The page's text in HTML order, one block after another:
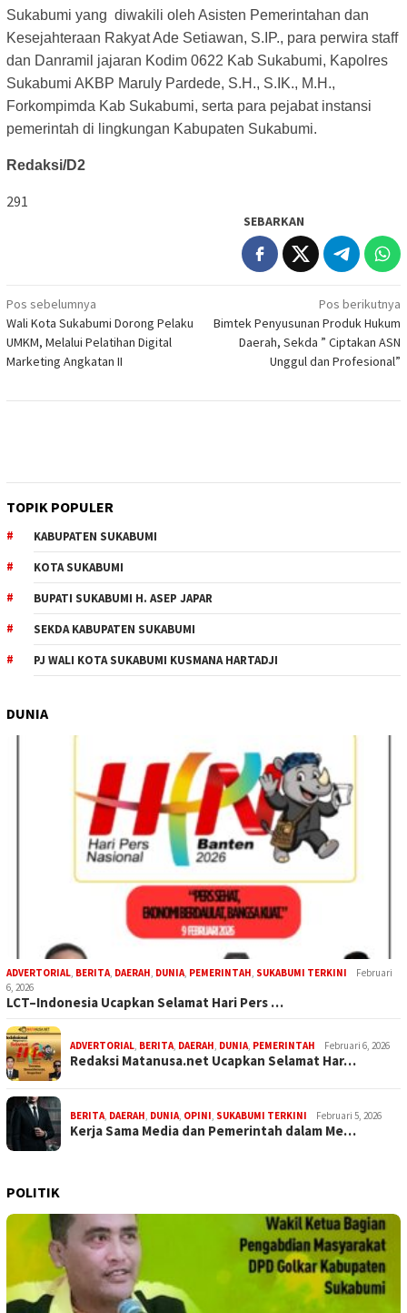
Sukabumi yang diwakili oleh Asisten Pemerintahan dan
Kesejahteraan Rakyat Ade Setiawan, S.IP., para perwira staff
dan Danramil jajaran Kodim 0622 Kab Sukabumi, Kapolres
Sukabumi AKBP Maruly Pardede, S.H., S.IK., M.H.,
Forkompimda Kab Sukabumi, serta para pejabat instansi
pemerintah di lingkungan Kabupaten Sukabumi.
Redaksi/D2
291
SEBARKAN
Navigasi
pos
Pos sebelumnya
Wali Kota Sukabumi Dorong Pelaku
UMKM, Melalui Pelatihan Digital
Marketing Angkatan II
Pos berikutnya
Bimtek Penyusunan Produk Hukum
Daerah, Sekda ” Ciptakan ASN
Unggul dan Profesional”
TOPIK POPULER
KABUPATEN SUKABUMI
KOTA SUKABUMI
BUPATI SUKABUMI H. ASEP JAPAR
SEKDA KABUPATEN SUKABUMI
PJ WALI KOTA SUKABUMI KUSMANA HARTADJI
DUNIA
ADVERTORIAL BERITA DAERAH DUNIA PEMERINTAH SUKABUMI TERKINI
Februari
6, 2026
LCT–Indonesia Ucapkan Selamat Hari Pers …
ADVERTORIAL BERITA DAERAH DUNIA PEMERINTAH Februari 6, 2026
Redaksi Matanusa.net Ucapkan Selamat Har…
BERITA DAERAH DUNIA OPINI SUKABUMI TERKINI Februari 5, 2026
Kerja Sama Media dan Pemerintah dalam Me…
POLITIK